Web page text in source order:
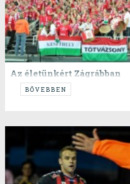
Az életünkért Zágrábban
...mert újra azért megyünk.
BŐVEBBEN